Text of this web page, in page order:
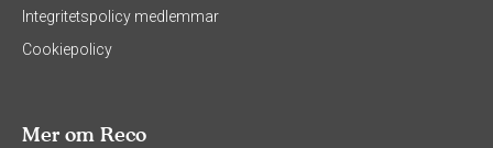
Integritetspolicy medlemmar
Cookiepolicy
Mer om Reco